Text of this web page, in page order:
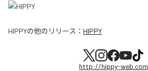
HIPPYの他のリリース： HIPPY
http://hippy-web.com